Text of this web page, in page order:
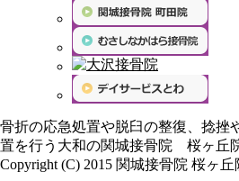
骨折の応急処置や脱臼の整復、捻挫
置を行う大和の関城接骨院 桜ヶ丘
Copyright (C) 2015 関城接骨院 桜ヶ丘